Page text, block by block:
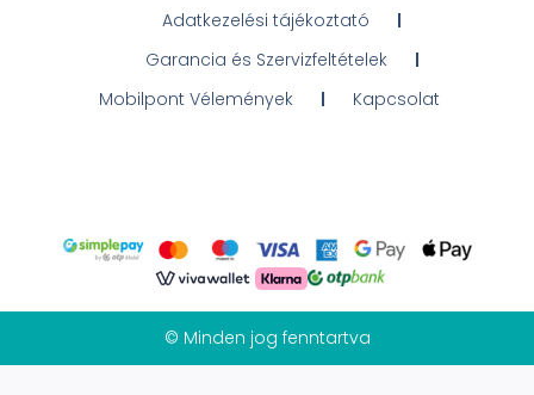
Adatkezelési tájékoztató
Garancia és Szervizfeltételek
Mobilpont Vélemények
Kapcsolat
© Minden jog fenntartva